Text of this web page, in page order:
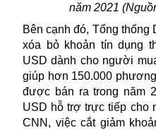
năm 2021 (
Bên cạnh đó, Tổng thống
xóa bỏ khoản tín dụng
USD dành cho người
giúp hơn 150.000
được bán ra trong năm
USD hỗ trợ trực tiếp cho
CNN, việc cắt giảm